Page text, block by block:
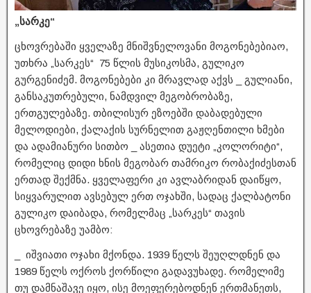
„სარკე“
ცხოვრებაში ყველაზე მნიშვნელოვანი მოგონებებიაო,
უთხრა „სარკეს“ 75 წლის მუსიკოსმა, გულიკო
გურგენიძემ. მოგონებები კი მრავლად აქვს _ გულიანი,
განსაკუთრებული, ნამდვილ მეგობრობაზე,
ერთგულებაზე. თბილისურ ეზოებში დაბადებული
მელოდიები, ქალაქის სურნელით გაჟღენთილი ხმები
და ადამიანური სითბო _ ასეთია დუეტი „კოლორიტი“,
რომელიც დიდი ხნის მეგობარ თამრიკო რობაქიძესთან
ერთად შექმნა. ყველაფერი კი ავლაბრიდან დაიწყო,
სიყვარულით ავსებულ ერთ ოჯახში, სადაც ქალბატონი
გულიკო დაიბადა, რომელმაც „სარკეს“ თავის
ცხოვრებაზე უამბო:
_ იშვიათი ოჯახი მქონდა. 1939 წელს შეუღლდნენ და
1989 წელს ოქროს ქორწილი გადავუხადე. რომელიმე
თუ დამნაშავე იყო, ისე მოეფერებოდნენ ერთმანეთს,